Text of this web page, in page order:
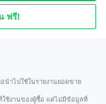
ฟรี!
อนำไปใช้ในรายงานยอดขาย
ใช้งานของผู้ซื้อ แต่ไม่มีข้อมูลที่